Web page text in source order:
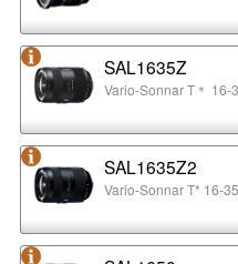
SAL1635Z
Vario-Sonnar T＊ 16-
SAL1635Z2
Vario-Sonnar T* 16-